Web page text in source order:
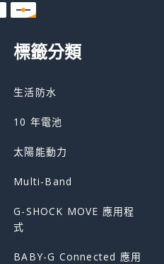
標籤分類
生活防水
10 年電池
太陽能動力
Multi-Band
G-SHOCK MOVE 應用程
式
BABY-G Connected 應用